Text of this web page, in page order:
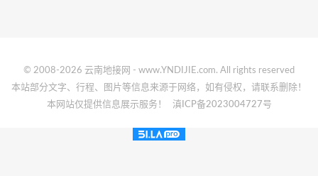
© 2008-2026 云南地接网 - www.YNDIJIE.com. All rights reserved
本站部分文字、行程、图片等信息来源于网络，如有侵权，请联系删除！
本网站仅提供信息展示服务！
滇ICP备2023004727号